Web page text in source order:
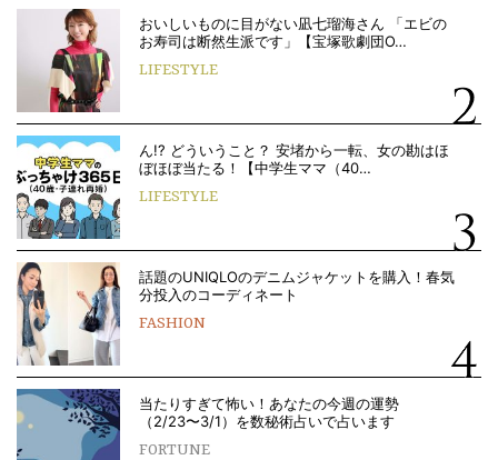
おいしいものに目がない凪七瑠海さん 「エビの
お寿司は断然生派です」【宝塚歌劇団O…
LIFESTYLE
ん!? どういうこと？ 安堵から一転、女の勘はほ
ぼほぼ当たる！【中学生ママ（40…
LIFESTYLE
話題のUNIQLOのデニムジャケットを購入！春気
分投入のコーディネート
FASHION
当たりすぎて怖い！あなたの今週の運勢
（2/23〜3/1）を数秘術占いで占います
FORTUNE